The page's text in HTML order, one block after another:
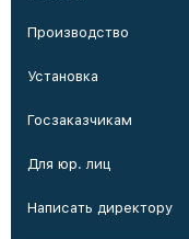
Производство
Установка
Госзаказчикам
Для юр. лиц
Написать директору